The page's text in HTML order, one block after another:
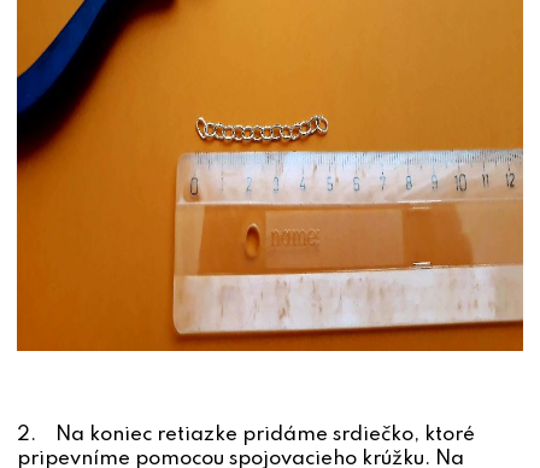
2. Na koniec retiazke pridáme srdiečko, ktoré
pripevníme pomocou spojovacieho krúžku. Na